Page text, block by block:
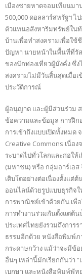
เมืองชายหาดจอมเทียนม
500,000 ดอลลาร์สหรัฐฯ
ตัวแทนอสังหาริมทรัพย์ใน
บ้านเพื่อทำสงครามเพื่อใช้
ปัญหา นายหน้าในพื้นที่ที่รัส
ของนักท่องเที่ยวผู้มั่งคั่ง ซึ่
สงครามไม่มีวันสิ้นสุดเมื่อเ
ประวัติการณ์
ผู้อนุญาต และผู้มีส่วนร่วม
ข้อความและข้อมูล การฝึก
การเข้าถึงแบบเปิดทั้งหม
Creative Commons เนื่อ
ระบาดไปทั่วโลกและก่อให้
(มหาชน) หรือ กลุ่มอาร์เอส
เติบโตอย่างต่อเนื่องตั้งแต่
ออนไลน์ด้วยรูปแบบธุรกิจใ
การพาณิชย์เข้าด้วยกัน เพื่
การทำงานร่วมกันตั้งแต่ต้น
ประเทศไทยยังรวมถึงการ
ธรรมอีกด้วย หนังสือพิมพ์
กระดาษกว้าง แม้ว่าจะมีข้
อื่นๆ เหล่านี้มักเรียกกันว่า
เบกษา และหนังสือพิมพ์พัท